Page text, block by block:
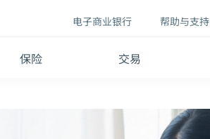
保险 交易
电子商业银行 帮助与支持